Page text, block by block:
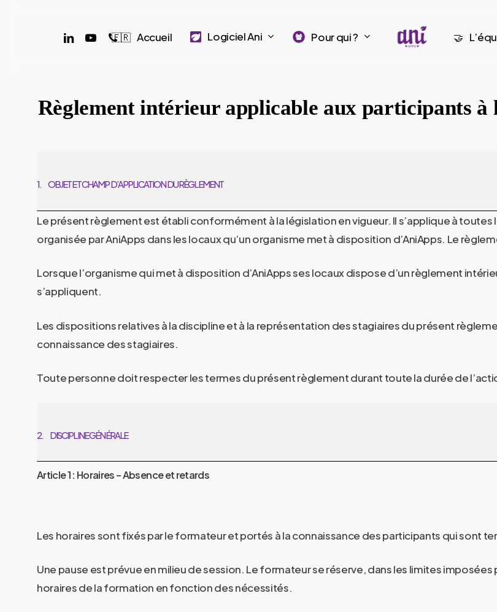
🇫🇷 Accueil Logiciel Ani Pour qui ? 🤝
linkedinyoutube
phone
Règlement intérieur applicable aux participants
1. OBJET ET CHAMP D’APPLICATION DU RÈGLEMENT
Le présent règlement est établi conformément à la législation en vigueur. Il s’applique à
organisée parAniApps dans les locaux qu’un organisme met à disposition d’AniApps. Le
Lorsque l’organisme qui met à disposition d’AniAppsses locaux dispose d’un règlement
s’appliquent.
Les dispositions relatives à la discipline et à la représentation des stagiaires du présent
connaissance des stagiaires.
Toute personne doit respecter les termes du présent règlement durant toute la durée de
2. DISCIPLINE GÉNÉRALE
Article 1 : Horaires – Absence et retards
Les horaires sont fixés par le formateur et portés à la connaissance des participants qui sont
Une pause est prévue en milieu de session. Le formateur se réserve, dans les limites
horaires de la formation en fonction des nécessités.